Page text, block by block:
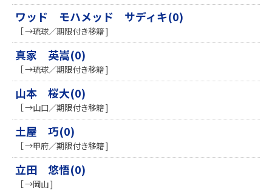
ワッド モハメッド サディキ(0)
［ →琉球／期限付き移籍 ]
真家 英嵩(0)
［ →琉球／期限付き移籍 ]
山本 桜大(0)
［ →山口／期限付き移籍 ]
土屋 巧(0)
［ →甲府／期限付き移籍 ]
立田 悠悟(0)
［ →岡山 ]